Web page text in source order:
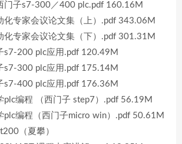
门子s7-300／400 plc.pdf 160.16M
化专家会议论文集（上）.pdf 343.06M
化专家会议论文集（下）.pdf 301.31M
s7-200 plc应用.pdf 120.49M
s7-300 plc应用.pdf 175.14M
s7-400 plc应用.pdf 176.36M
plc编程 （西门子 step7）.pdf 56.19M
plc编程（西门子micro win）.pdf 50.61M
（夏攀）